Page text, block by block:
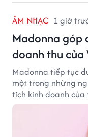
ÂM NHẠC 1 giờ
Madonna góp
doanh thu của
Madonna tiếp tục
một trong những
tích kinh doanh